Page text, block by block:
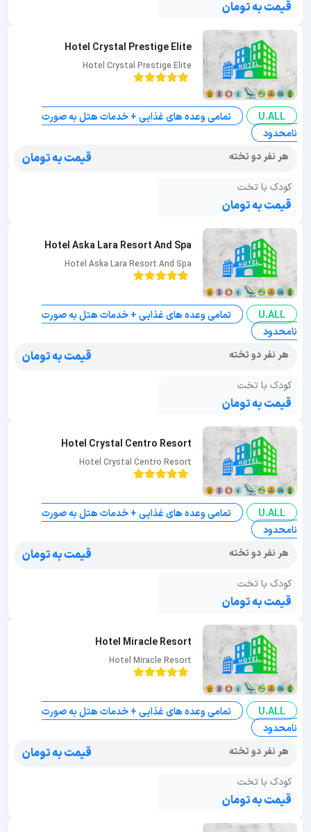
قیمت به تومان
Hotel Crystal Prestige Elite
Hotel Crystal Prestige Elite
U.ALL
تمامی وعده های غذایی + خدمات هتل به صورت
نامحدود
هر نفر دو تخته
قیمت به تومان
کودک با تخت
قیمت به تومان
Hotel Aska Lara Resort And Spa
Hotel Aska Lara Resort And Spa
U.ALL
تمامی وعده های غذایی + خدمات هتل به صورت
نامحدود
هر نفر دو تخته
قیمت به تومان
کودک با تخت
قیمت به تومان
Hotel Crystal Centro Resort
Hotel Crystal Centro Resort
U.ALL
تمامی وعده های غذایی + خدمات هتل به صورت
نامحدود
هر نفر دو تخته
قیمت به تومان
کودک با تخت
قیمت به تومان
Hotel Miracle Resort
Hotel Miracle Resort
U.ALL
تمامی وعده های غذایی + خدمات هتل به صورت
نامحدود
هر نفر دو تخته
قیمت به تومان
کودک با تخت
قیمت به تومان